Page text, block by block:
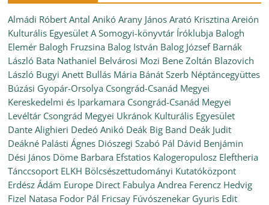
Almádi Róbert Antal Anikó Arany János Arató Krisztina Areión
Kulturális Egyesület A Somogyi-könyvtár Íróklubja Balogh
Elemér Balogh Fruzsina Balog István Balog József Barnák
László Bata Nathaniel Belvárosi Mozi Bene Zoltán Blazovich
László Bugyi Anett Bullás Mária Bánát Szerb Néptáncegyüttes
Búzási Gyopár-Orsolya Csongrád-Csanád Megyei
Kereskedelmi és Iparkamara Csongrád-Csanád Megyei
Levéltár Csongrád Megyei Ukránok Kulturális Egyesület
Dante Alighieri Dedeó Anikó Deák Big Band Deák Judit
Deákné Palásti Ágnes Diószegi Szabó Pál Dávid Benjámin
Dési János Döme Barbara Efstatios Kalogeropulosz Eleftheria
Tánccsoport ELKH Bölcsészettudományi Kutatóközpont
Erdész Ádám Europe Direct Fabulya Andrea Ferencz Hedvig
Fizel Natasa Fodor Pál Fricsay Fúvószenekar Gyuris Edit